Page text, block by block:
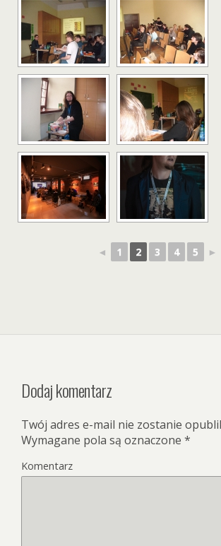
◄ 1 2 3 4 5 ►
Dodaj komentarz
Twój adres e-mail nie zostanie
Wymagane pola są oznaczone *
Komentarz